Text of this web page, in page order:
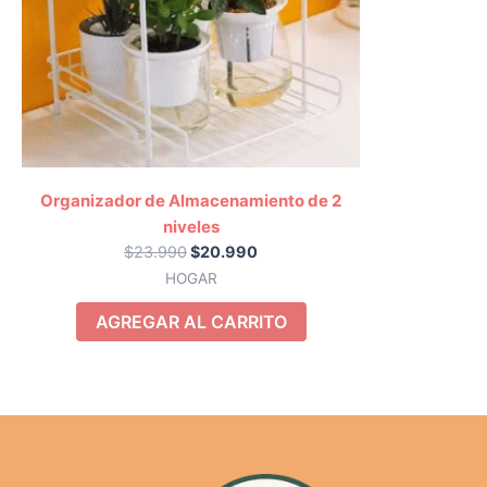
HOGAR
Organizador de Almacenamiento de 2
niveles
$23.990$20.990
AGREGAR AL CARRITO